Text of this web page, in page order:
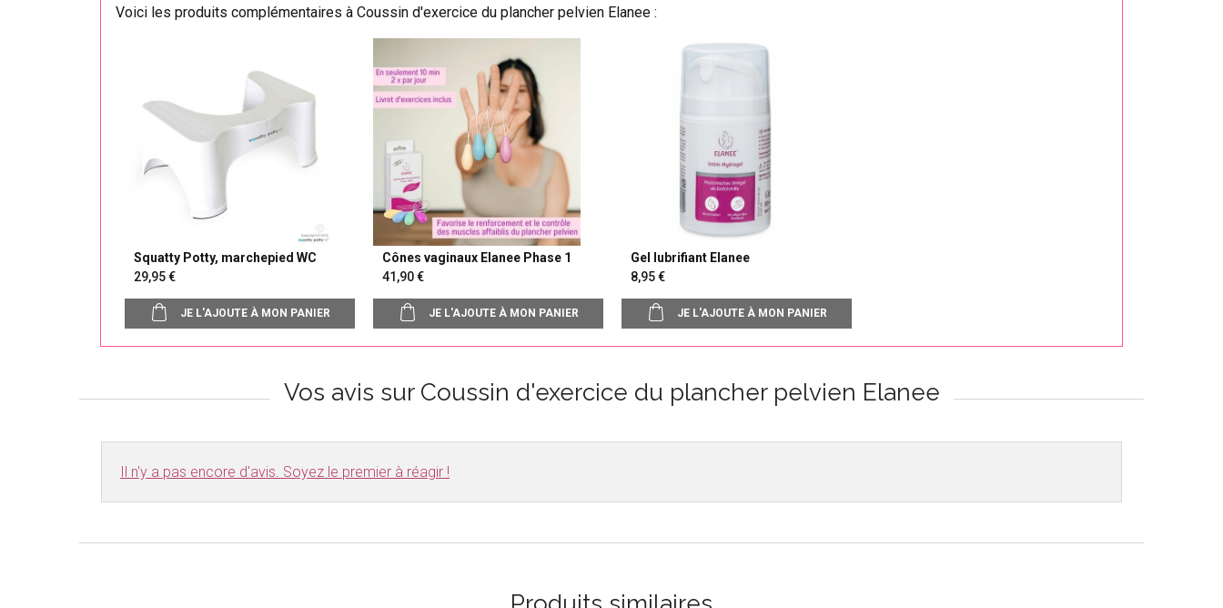
Voici les produits complémentaires à Coussin d'exercice du plancher pelvien Elanee :
Squatty Potty, marchepied WC
29,95
JE L'AJOUTE À MON PANIER
Cônes vaginaux Elanee Phase 1
41,90
JE L'AJOUTE À MON PANIER
Gel lubrifiant Elanee
8,95
JE L'AJOUTE À MON PANIER
Vos avis sur Coussin d'exercice du plancher pelvien Elanee
Il n'y a pas encore d'avis. Soyez le premier à réagir !